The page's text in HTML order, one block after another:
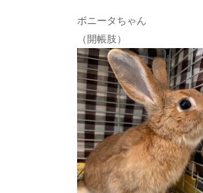
ボニータちゃん
（開帳肢）